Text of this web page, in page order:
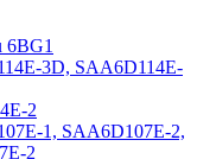
6BG1
3D, SAA6D114E-
2
1, SAA6D107E-2,
2